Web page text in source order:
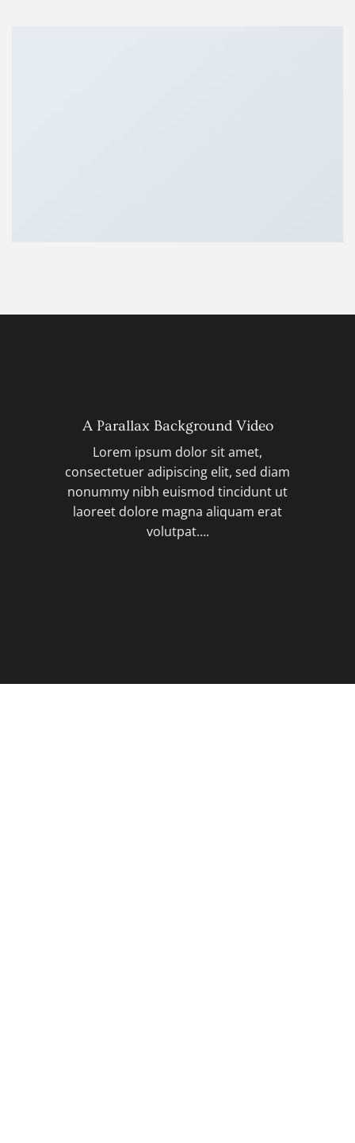
A Parallax Background Video
Lorem ipsum dolor sit amet,
consectetuer adipiscing elit, sed diam
nonummy nibh euismod tincidunt ut
laoreet dolore magna aliquam erat
volutpat….